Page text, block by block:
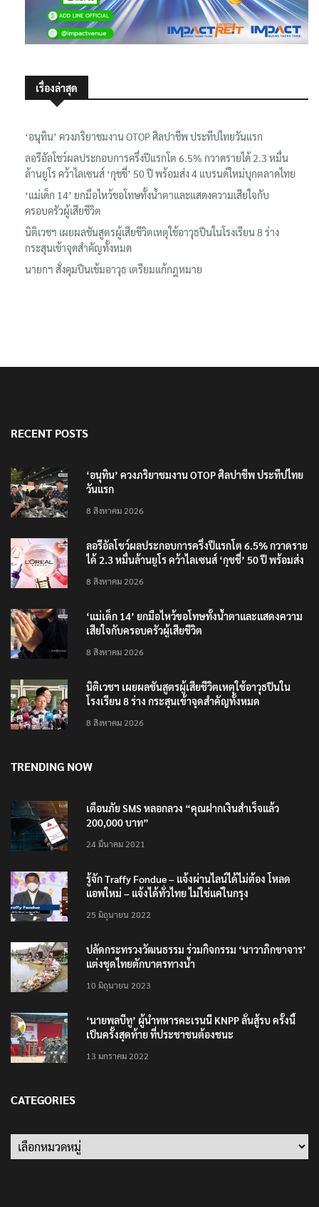
เรื่องล่าสุด
‘อนุทิน’ ควงภริยาชมงาน OTOP ศิลปาชีพ ประทีปไทยวันแรก
ลอรีอัลโชว์ผลประกอบการครึ่งปีแรกโต 6.5% กวาดรายได้ 2.3 หมื่น
ล้านยูโร คว้าไลเซนส์ ‘กุชชี่’ 50 ปี พร้อมส่ง 4 แบรนด์ใหม่บุกตลาดไทย
‘แม่เด็ก 14’ ยกมือไหว้ขอโทษทั้งน้ำตาและแสดงความเสียใจกับ
ครอบครัวผู้เสียชีวิต
นิติเวชฯ เผยผลชันสูตรผู้เสียชีวิตเหตุใช้อาวุธปืนในโรงเรียน 8 ร่าง
กระสุนเข้าจุดสำคัญทั้งหมด
นายกฯ สั่งคุมปืนเข้มอาวุธ เตรียมแก้กฎหมาย
RECENT POSTS
‘อนุทิน’ ควงภริยาชมงาน OTOP ศิลปาชีพ ประทีปไทย
วันแรก
8 สิงหาคม 2026
ลอรีอัลโชว์ผลประกอบการครึ่งปีแรกโต 6.5% กวาดราย
ได้ 2.3 หมื่นล้านยูโร คว้าไลเซนส์ ‘กุชชี่’ 50 ปี พร้อมส่ง
8 สิงหาคม 2026
‘แม่เด็ก 14’ ยกมือไหว้ขอโทษทั้งน้ำตาและแสดงความ
เสียใจกับครอบครัวผู้เสียชีวิต
8 สิงหาคม 2026
นิติเวชฯ เผยผลชันสูตรผู้เสียชีวิตเหตุใช้อาวุธปืนใน
โรงเรียน 8 ร่าง กระสุนเข้าจุดสำคัญทั้งหมด
8 สิงหาคม 2026
TRENDING NOW
เตือนภัย SMS หลอกลวง “คุณฝากเงินสำเร็จแล้ว
200,000 บาท”
24 มีนาคม 2021
รู้จัก Traffy Fondue – แจ้งผ่านไลน์ได้ไม่ต้อง โหลด
แอพใหม่ – แจ้งได้ทั่วไทย ไม่ใช่แค่ในกรุง
25 มิถุนายน 2022
ปลัดกระทรวงวัฒนธรรม ร่วมกิจกรรม ‘นาวาภิกขาจาร’
แต่งชุดไทยตักบาตรทางน้ำ
10 มิถุนายน 2023
‘นายพลบีทู’ ผู้นำทหารคะเรนนี KNPP ลั่นสู้รบ ครั้งนี้
เป็นครั้งสุดท้าย ที่ประชาชนต้องชนะ
13 มกราคม 2022
CATEGORIES